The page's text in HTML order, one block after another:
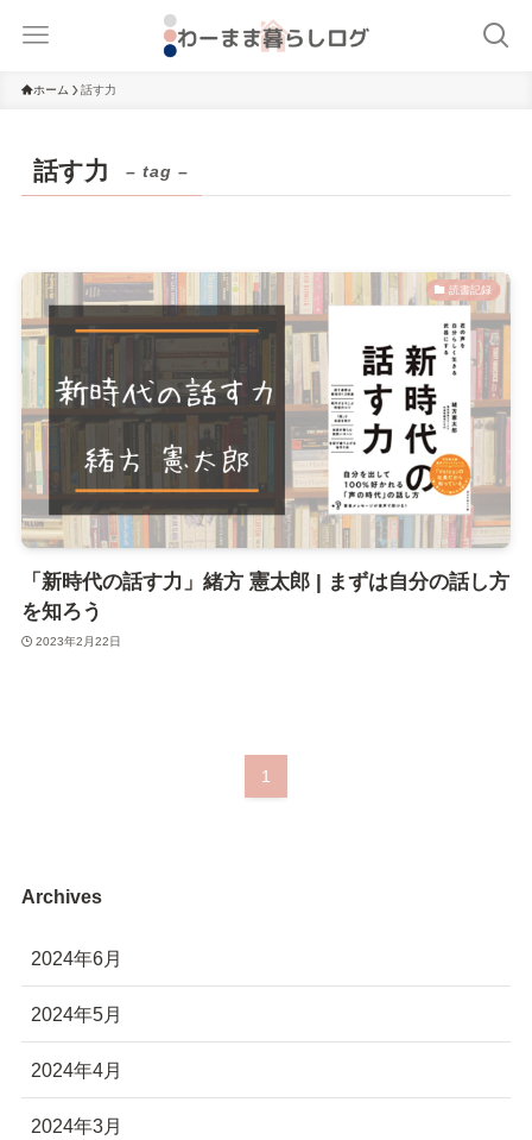
ホーム 話す力
話す力 – tag –
読書記録
「新時代の話す力」緒方 憲太郎 | まずは自分の話し方
を知ろう
2023年2月22日
1
Archives
2024年6月
2024年5月
2024年4月
2024年3月